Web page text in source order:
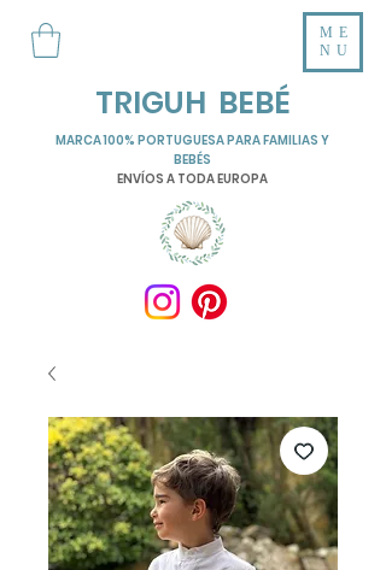
TRIGUH BEBÉ
ME
NU
MARCA 100% PORTUGUESA PARA FAMILIAS Y
BEBÉS
ENVÍOS A TODA EUROPA